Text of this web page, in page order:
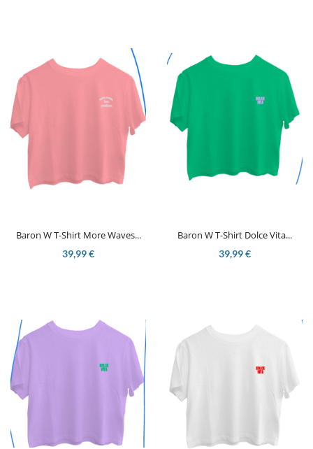
Baron W T-Shirt More Waves...
39,99 €
Baron W T-Shirt Dolce Vita...
39,99 €